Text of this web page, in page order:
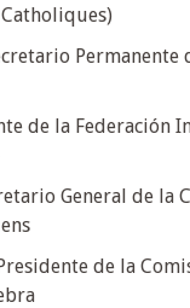
Permanente
de la Federación
General de la
de la